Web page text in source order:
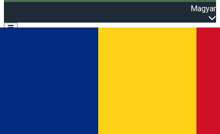
Magyar
Open main menu